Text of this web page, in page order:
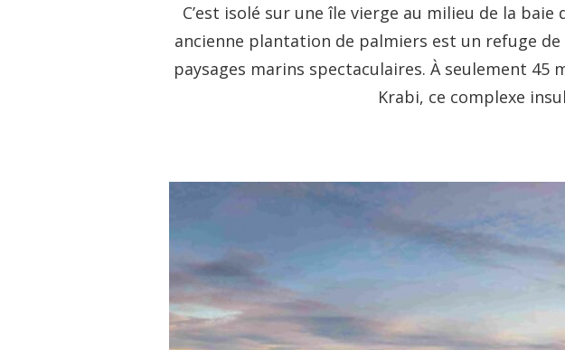
C’est isolé sur une île vierge au milieu de la baie
ancienne plantation de palmiers est un refuge
paysages marins spectaculaires. À seulement 45
Krabi, ce complexe